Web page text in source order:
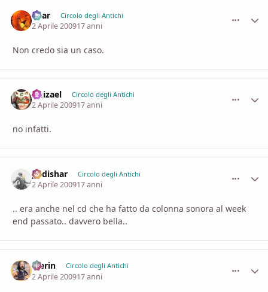
Shar Circolo degli Antichi
2 Aprile 200917 anni
Non credo sia un caso.
Imizael Circolo degli Antichi
2 Aprile 200917 anni
no infatti.
padishar Circolo degli Antichi
2 Aprile 200917 anni
.. era anche nel cd che ha fatto da colonna sonora al week
end passato.. davvero bella..
Merin Circolo degli Antichi
2 Aprile 200917 anni